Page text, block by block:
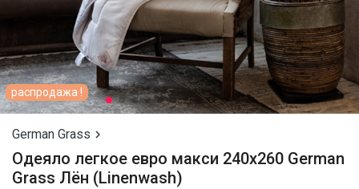
распродажа !
German Grass 
Одеяло легкое евро макси 240х260 German
Grass Лён (Linenwash)